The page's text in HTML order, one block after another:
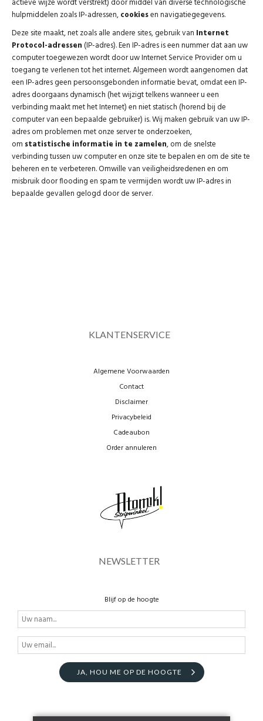
actieve wijze wordt verstrekt) door middel van diverse technologische
hulpmiddelen zoals IP-adressen,cookiesen navigatiegegevens.
Deze site maakt, net zoals alle andere sites, gebruik van Internet
Protocol-adressen(IP-adres). Een IP-adres is een nummer dat aan uw
computer toegewezen wordt door uw Internet Service Provider om u
toegang te verlenen tot het internet. Algemeen wordt aangenomen dat
een IP-adres geen persoonsgebonden informatie bevat, omdat een IP-
adres doorgaans dynamisch (het wijzigt telkens wanneer u een
verbinding maakt met het Internet) en niet statisch (horend bij de
computer van een bepaalde gebruiker) is. Wij maken gebruik van uw IP-
adres om problemen met onze server te onderzoeken,
om statistische informatie in te zamelen, om de snelste
verbinding tussen uw computer en onze site te bepalen en om de site te
beheren en te verbeteren. Omwille van veiligheidsredenen en om
misbruik door flooding en spam te vermijden wordt uw IP-adres in
bepaalde gevallen gelogd door de server.
KLANTENSERVICE
Algemene Voorwaarden
Contact
Disclaimer
Privacybeleid
Cadeaubon
Order annuleren
NEWSLETTER
Blijf op de hoogte
JA, HOU ME OP DE HOOGTE